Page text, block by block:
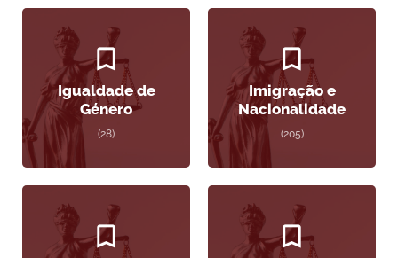
Igualdade de
Género
(28)
Imigração e
Nacionalidade
(205)